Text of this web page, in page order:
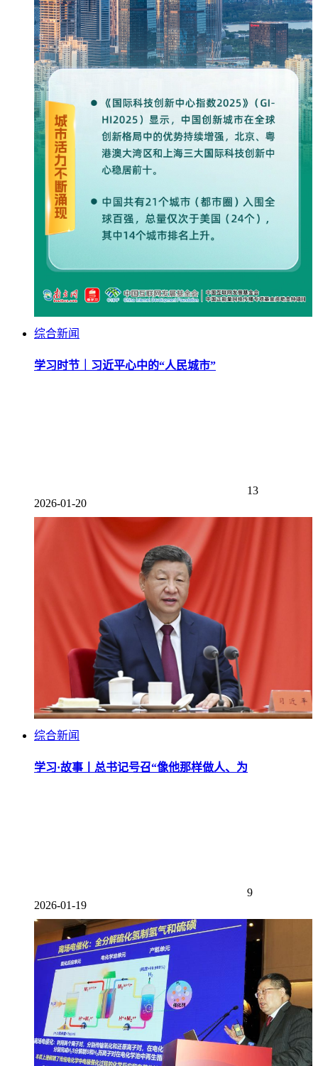
综合新闻
学习时节｜习近平心中的“人民城市”
13
2026-01-20
综合新闻
学习·故事丨总书记号召“像他那样做人、为
9
2026-01-19